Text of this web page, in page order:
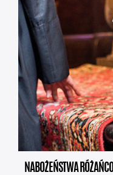
NABOŻEŃSTWA